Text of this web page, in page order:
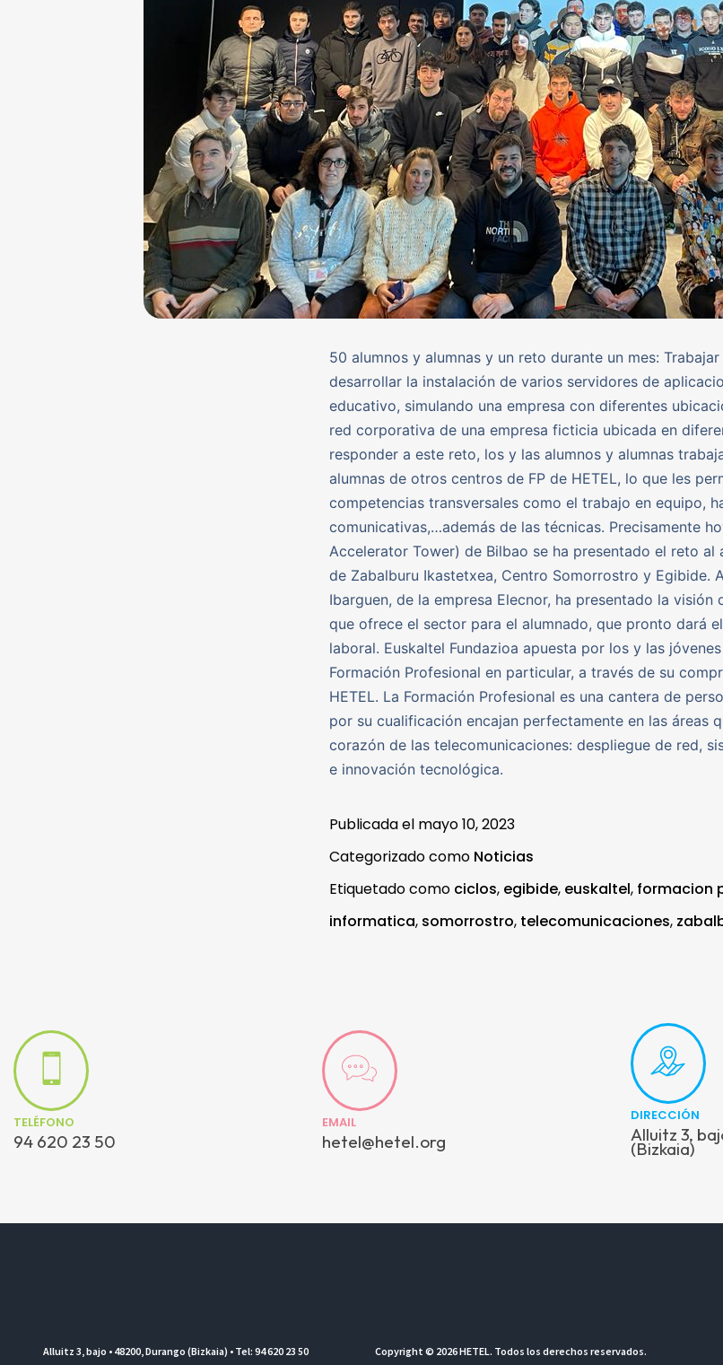
50 alumnos y alumnas y un reto durante un mes:
desarrollar la instalación de varios servidores de
educativo, simulando una empresa con diferentes
red corporativa de una empresa ficticia ubicada en
responder a este reto, los y las alumnos y alumnas
alumnas de otros centros de FP de HETEL, lo que les
competencias transversales como el trabajo en equipo,
comunicativas,…además de las técnicas. Precisamente
Accelerator Tower) de Bilbao se ha presentado el reto al
de Zabalburu Ikastetxea, Centro Somorrostro y Egibide.
Ibarguen, de la empresa Elecnor, ha presentado la visión
que ofrece el sector para el alumnado, que pronto dará
laboral. Euskaltel Fundazioa apuesta por los y las
Formación Profesional en particular, a través de su
HETEL. La Formación Profesional es una cantera de
por su cualificación encajan perfectamente en las áreas
corazón de las telecomunicaciones: despliegue de red,
e innovación tecnológica.
Publicada el mayo 10, 2023
Categorizado como Noticias
Etiquetado como ciclos, egibide, euskaltel, formacion
informatica, somorrostro, telecomunicaciones,
TELÉFONO
94 620 23 50
EMAIL
hetel@hetel.org
DIRECCIÓN
Alluitz 3,
(Bizkaia)
Alluitz 3, bajo • 48200, Durango (Bizkaia) • Tel: 94 620 23 50 Copyright © 2026 HETEL. Todos los derechos reservados.